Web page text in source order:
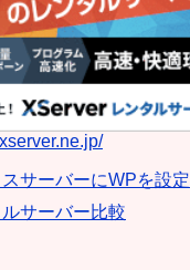
サーバーにWPを設定
サーバー比較